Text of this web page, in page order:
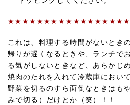
これは、料理する時間がないとき
帰りが遅くなるときや、ランチで
る気がしないときなど、あらかじ
焼肉のたれを入れて冷蔵庫におい
野菜を切るのすら面倒なときはも
みで切る）だけとか（笑）！！